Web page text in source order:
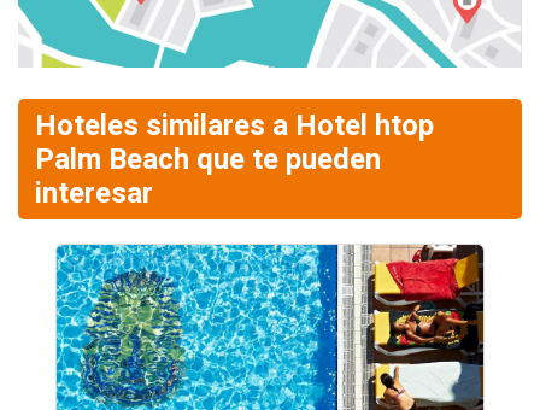
Hoteles similares a Hotel htop
Palm Beach que te pueden
interesar